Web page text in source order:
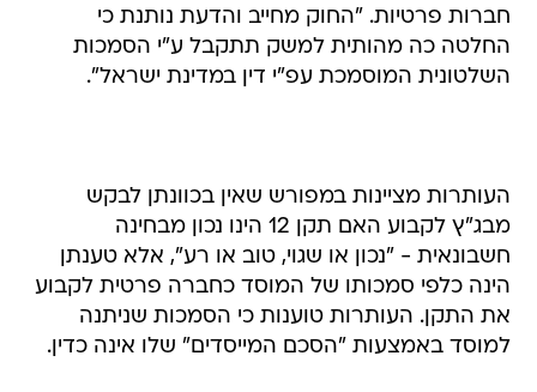
חברות פרטיות. "החוק מחייב והדעת נותנת כי
החלטה כה מהותית למשק תתקבל ע"י הסמכות
השלטונית המוסמכת עפ"י דין במדינת ישראל".
העותרות מציינות במפורש שאין בכוונתן לבקש
מבג"ץ לקבוע האם תקן 12 הינו נכון מבחינה
חשבונאית - "נכון או שגוי, טוב או רע", אלא טענתן
הינה כלפי סמכותו של המוסד כחברה פרטית לקבוע
את התקן. העותרות טוענות כי הסמכות שניתנה
למוסד באמצעות "הסכם המייסדים" שלו אינה כדין.